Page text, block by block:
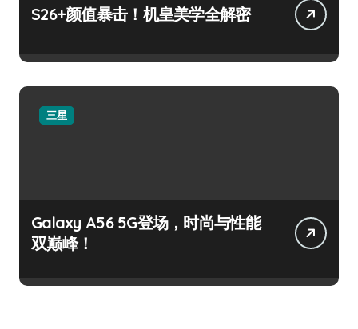
S26+颜值暴击！机皇美学全解密
三星
Galaxy A56 5G登场，时尚与性能
双巅峰！